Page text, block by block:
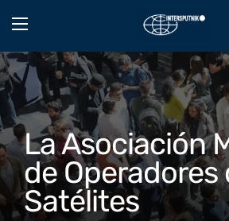
La Asociación
de Operadores
Satélites